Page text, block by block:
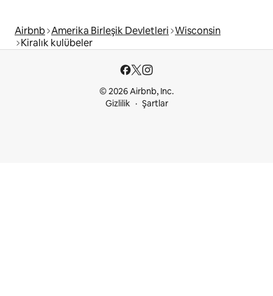
Airbnb Amerika Birleşik Devletleri Wisconsin
Kiralık kulübeler
© 2026 Airbnb, Inc.
Gizlilik
Şartlar